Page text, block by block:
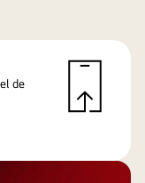
de